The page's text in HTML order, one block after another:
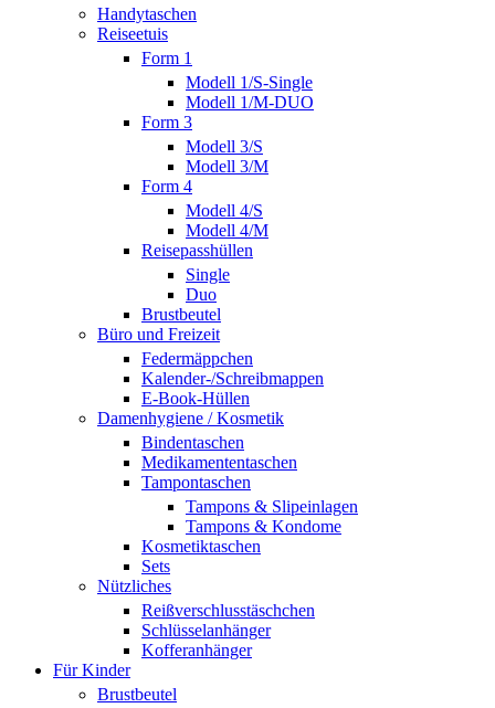
Handytaschen
Reiseetuis
Form 1
Modell 1/S-Single
Modell 1/M-DUO
Form 3
Modell 3/S
Modell 3/M
Form 4
Modell 4/S
Modell 4/M
Reisepasshüllen
Single
Duo
Brustbeutel
Büro und Freizeit
Federmäppchen
Kalender-/Schreibmappen
E-Book-Hüllen
Damenhygiene / Kosmetik
Bindentaschen
Medikamententaschen
Tampontaschen
Tampons & Slipeinlagen
Tampons & Kondome
Kosmetiktaschen
Sets
Nützliches
Reißverschlusstäschchen
Schlüsselanhänger
Kofferanhänger
Für Kinder
Brustbeutel